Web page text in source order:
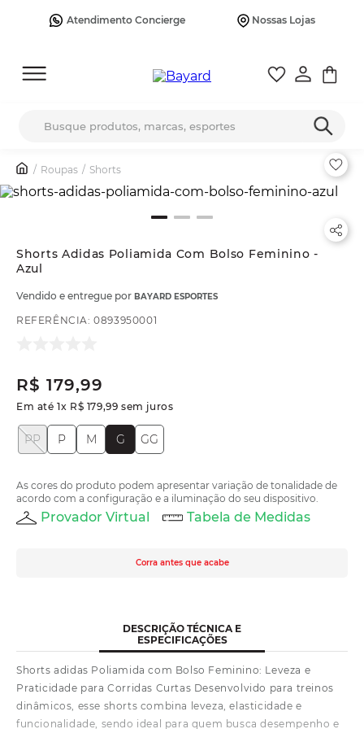
Atendimento Concierge Nossas Lojas
Roupas Shorts
Shorts Adidas Poliamida Com Bolso Feminino -
Azul
Vendido e entregue por BAYARD ESPORTES
REFERÊNCIA:0893950001
R$ 179,99
Em até1x R$ 179,99 sem juros
G GG
M
P
PP
As cores do produto podem apresentar variação de tonalidade de
acordo com a configuração e a iluminação do seu dispositivo.
Provador Virtual Tabela de Medidas
Corra antes que acabe
DESCRIÇÃO TÉCNICA E
ESPECIFICAÇÕES
Shorts adidas Poliamida com Bolso Feminino: Leveza e
Praticidade para Corridas Curtas Desenvolvido para treinos
dinâmicos, esse shorts combina leveza, elasticidade e
funcionalidade, sendo ideal para quem busca desempenho e